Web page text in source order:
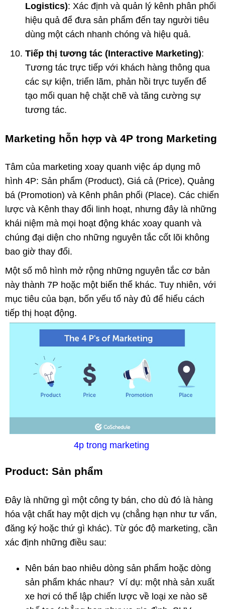
Logistics): Xác định và quản lý kênh phân phối
hiệu quả để đưa sản phẩm đến tay người tiêu
dùng một cách nhanh chóng và hiệu quả.
Tiếp thị tương tác (Interactive Marketing):
Tương tác trực tiếp với khách hàng thông qua
các sự kiện, triển lãm, phản hồi trực tuyến để
tạo mối quan hệ chặt chẽ và tăng cường sự
tương tác.
Marketing hỗn hợp và 4P trong Marketing
Tâm của marketing xoay quanh việc áp dụng mô
hình 4P: Sản phẩm (Product), Giá cả (Price), Quảng
bá (Promotion) và Kênh phân phối (Place). Các chiến
lược và Kênh thay đổi linh hoạt, nhưng đây là những
khái niệm mà mọi hoạt động khác xoay quanh và
chúng đại diện cho những nguyên tắc cốt lõi không
bao giờ thay đổi.
Một số mô hình mở rộng những nguyên tắc cơ bản
này thành 7P hoặc một biến thể khác. Tuy nhiên, với
mục tiêu của bạn, bốn yếu tố này đủ để hiểu cách
tiếp thị hoạt động.
4p trong marketing
Product: Sản phẩm
Đây là những gì một công ty bán, cho dù đó là hàng
hóa vật chất hay một dịch vụ (chẳng hạn như tư vấn,
đăng ký hoặc thứ gì khác). Từ góc độ marketing, cần
xác định những điều sau:
Nên bán bao nhiêu dòng sản phẩm hoặc dòng
sản phẩm khác nhau? Ví dụ: một nhà sản xuất
xe hơi có thể lập chiến lược về loại xe nào sẽ